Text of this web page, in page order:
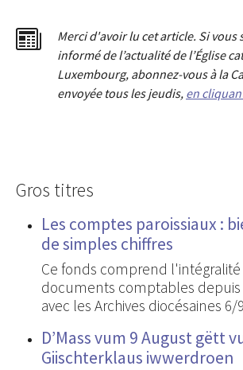
Merci d'avoir lu cet article. Si vous
informé de l’actualité de l’Église
Luxembourg, abonnez-vous à la
envoyée tous les jeudis, en
Gros titres
Les comptes paroissiaux :
de simples chiffres
Ce fonds comprend l'intégralité
documents comptables depuis
avec les Archives diocésaines 6/
D’Mass vum 9 August gëtt
Giischterklaus iwwerdroen